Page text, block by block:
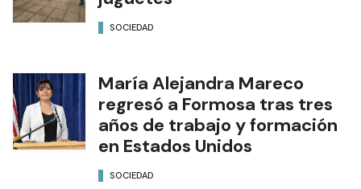
SOCIEDAD
María Alejandra Mareco
regresó a Formosa tras tres
años de trabajo y formación
en Estados Unidos
SOCIEDAD